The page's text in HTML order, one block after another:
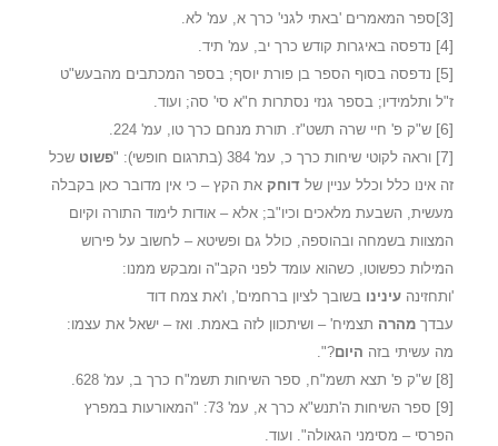
[3]ספר המאמרים 'באתי לגני' כרך א, עמ' לא.
[4] נדפסה באיגרות קודש כרך יב, עמ' תיד.
[5] נדפסה בסוף הספר בן פורת יוסף; בספר המכתבים מהבעש"ט
ז"ל ותלמידיו; בספר גנזי נסתרות ח"א סי' סה; ועוד.
[6] ש"ק פ' חיי שרה תשט"ז. תורת מנחם כרך טו, עמ' 224.
[7] וראה לקוטי שיחות כרך כ, עמ' 384 (בתרגום חופשי): " פשוט שכל
זה אינו כלל וכלל עניין של דוחק את הקץ – כי אין מדובר כאן בקבלה
מעשית, השבעת מלאכים וכיו"ב; אלא – אודות לימוד התורה וקיום
המצוות בשמחה ובהוספה, כולל גם ופשיטא – לחשוב על פירוש
המילות כפשוטו, כשהוא עומד לפני הקב"ה ומבקש ממנו:
'ותחזינה עינינו בשובך לציון ברחמים', ו'את צמח דוד
עבדך מהרה תצמיח' – ושיתכוון לזה באמת. ואז – ישאל את עצמו:
מה עשיתי בזה היום?".
[8] ש"ק פ' תצא תשמ"ח, ספר השיחות תשמ"ח כרך ב, עמ' 628.
[9]
ספר השיחות ה'תנש"א כרך א, עמ' 73: "המאורעות במפרץ
הפרסי – מסימני הגאולה". ועוד.